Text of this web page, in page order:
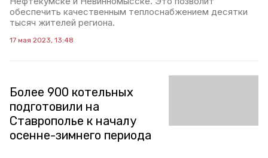
обеспечить качественным теплоснабжением десятки
тысяч жителей региона.
17 мая 2023, 13:48
Более 900 котельных
подготовили на
Ставрополье к началу
осенне-зимнего периода